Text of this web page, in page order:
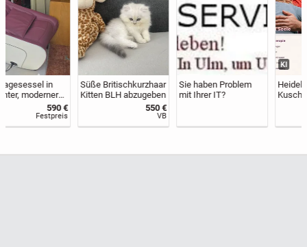
Süße Britischkurzhaar
Kitten BLH abzugeben
Sie haben Problem
mit Ihrer IT?
KI
Heidelberg –
Kuscheltherapie für